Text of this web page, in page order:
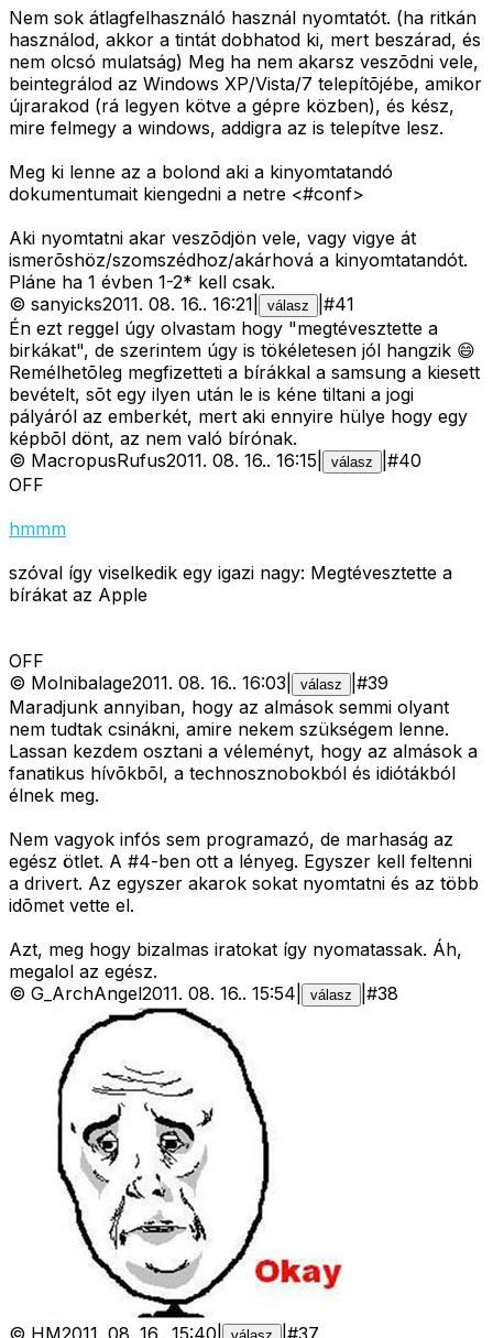
Nem sok átlagfelhasználó használ nyomtatót. (ha ritkán
használod, akkor a tintát dobhatod ki, mert beszárad, és
nem olcsó mulatság) Meg ha nem akarsz veszõdni vele,
beintegrálod az Windows XP/Vista/7 telepítõjébe, amikor
újrarakod (rá legyen kötve a gépre közben), és kész,
mire felmegy a windows, addigra az is telepítve lesz.
Meg ki lenne az a bolond aki a kinyomtatandó
dokumentumait kiengedni a netre <#conf>
Aki nyomtatni akar veszõdjön vele, vagy vigye át
ismerõshöz/szomszédhoz/akárhová a kinyomtatandót.
Pláne ha 1 évben 1-2* kell csak.
© sanyicks2011. 08. 16.. 16:21 válasz #41
Én ezt reggel úgy olvastam hogy "megtévesztette a
birkákat", de szerintem úgy is tökéletesen jól hangzik 😄
Remélhetõleg megfizetteti a bírákkal a samsung a kiesett
bevételt, sõt egy ilyen után le is kéne tiltani a jogi
pályáról az emberkét, mert aki ennyire hülye hogy egy
képbõl dönt, az nem való bírónak.
© MacropusRufus2011. 08. 16.. 16:15 válasz #40
OFF
hmmm
szóval így viselkedik egy igazi nagy: Megtévesztette a
bírákat az Apple
OFF
© Molnibalage2011. 08. 16.. 16:03 válasz #39
Maradjunk annyiban, hogy az almások semmi olyant
nem tudtak csinákni, amire nekem szükségem lenne.
Lassan kezdem osztani a véleményt, hogy az almások a
fanatikus hívõkbõl, a technosznobokból és idiótákból
élnek meg.
Nem vagyok infós sem programazó, de marhaság az
egész ötlet. A #4-ben ott a lényeg. Egyszer kell feltenni
a drivert. Az egyszer akarok sokat nyomtatni és az több
idõmet vette el.
Azt, meg hogy bizalmas iratokat így nyomatassak. Áh,
megalol az egész.
© G_ArchAngel2011. 08. 16.. 15:54 válasz #38